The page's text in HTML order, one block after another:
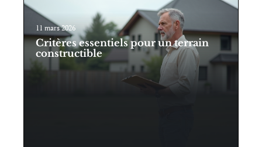
11 mars 2026
Critères essentiels pour un terrain
constructible